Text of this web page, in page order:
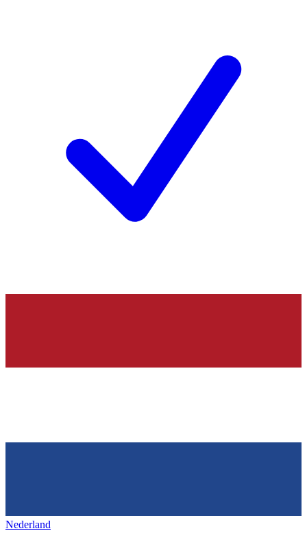
Nederland